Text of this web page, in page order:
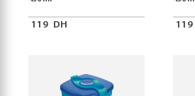
119 DH 119